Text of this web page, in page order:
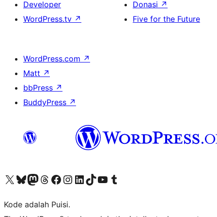
Developer
WordPress.tv ↗
Donasi ↗
Five for the Future
WordPress.com ↗
Matt ↗
bbPress ↗
BuddyPress ↗
Kunjungi akun X (sebelumnya Twitter) kamiVisit our Bluesky account
Kunjungi akun Mastodon kami
Visit our Threads account
Kunjungi halaman Facebook kamiKunjungi akun Instagram kamiKunjungi akun LinkedIn kami
Visit our TikTok account
Kunjungi channel YouTube kamiVisit our Tumblr account
Kode adalah Puisi.